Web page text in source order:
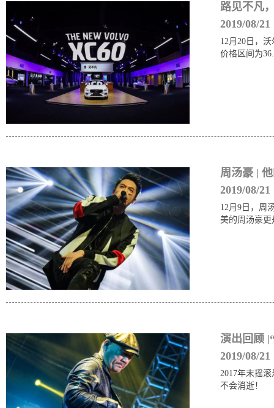
路见不凡
2019/08/21
12月20日，
价格区间为
周汤豪 |
2019/08/21
12月9日，周
美的周汤豪
演出回顾
2019/08/21
2017年末摇
不会消逝！